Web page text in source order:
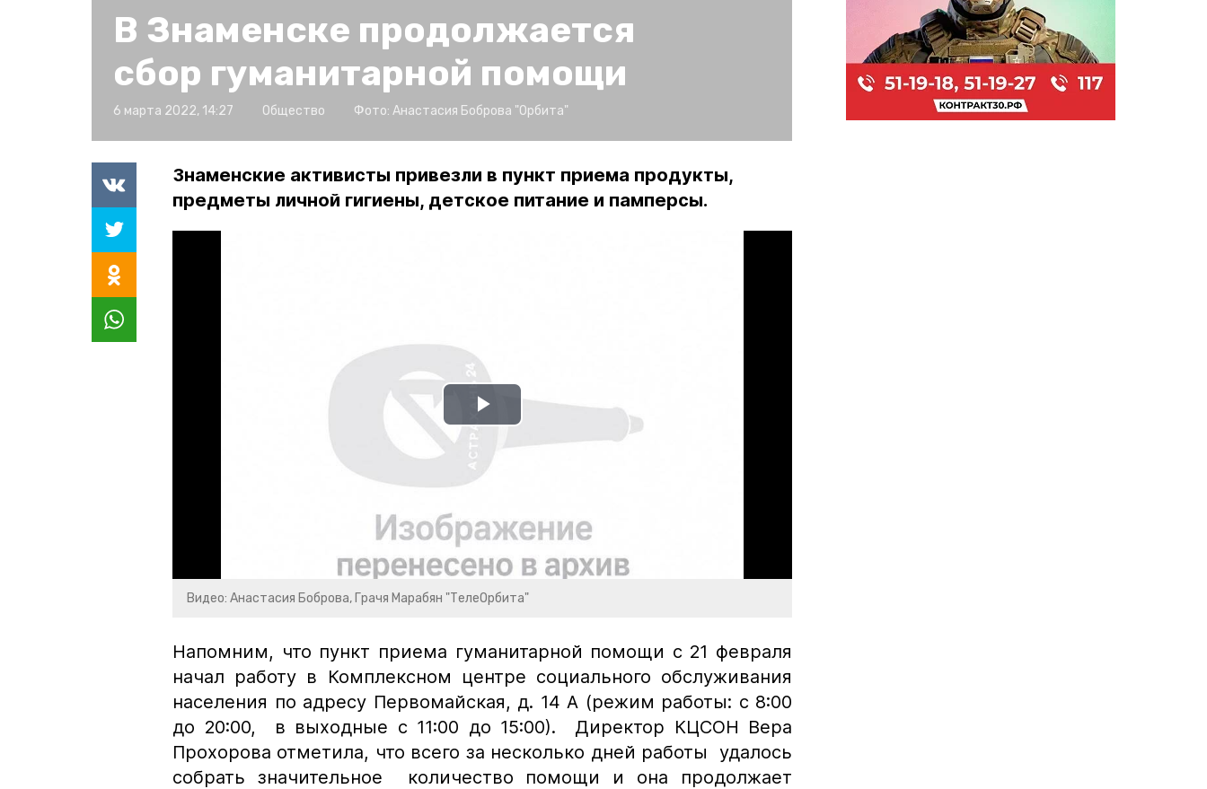
В Знаменске продолжается
сбор гуманитарной помощи
6 марта 2022, 14:27 Общество Фото: Анастасия Боброва "Орбита"
Знаменские активисты привезли в пункт приема продукты,
предметы личной гигиены, детское питание и памперсы.
Play
Video
Видео: Анастасия Боброва, Грачя Марабян "ТелеОрбита"
Напомним, что пункт приема гуманитарной помощи с 21 февраля
начал работу в Комплексном центре социального обслуживания
населения по адресу Первомайская, д. 14 А (режим работы: с 8:00
до 20:00, в выходные с 11:00 до 15:00). Директор КЦСОН Вера
Прохорова отметила, что всего за несколько дней работы удалось
собрать значительное количество помощи и она продолжает